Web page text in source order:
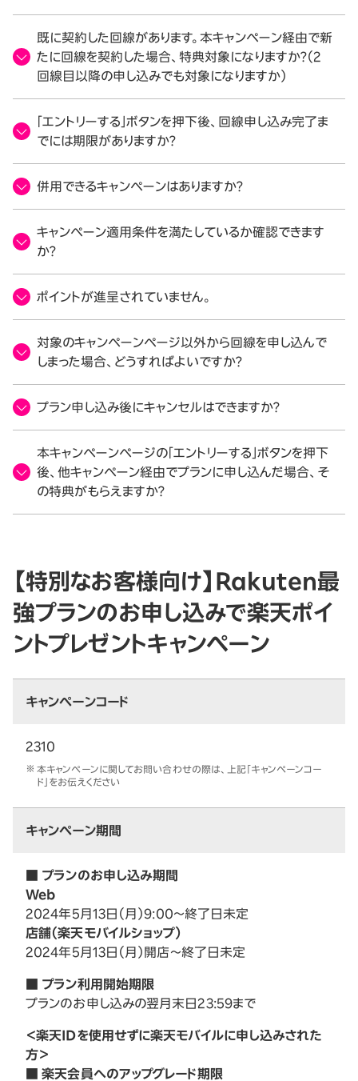
既に契約した回線があります。本キャンペーン経由で新
たに回線を契約した場合、特典対象になりますか？（2
回線目以降の申し込みでも対象になりますか）
「エントリーする」ボタンを押下後、回線申し込み完了ま
でには期限がありますか？
併用できるキャンペーンはありますか？
キャンペーン適用条件を満たしているか確認できます
か？
ポイントが進呈されていません。
対象のキャンペーンページ以外から回線を申し込んで
しまった場合、どうすればよいですか？
プラン申し込み後にキャンセルはできますか？
本キャンペーンページの「エントリーする」ボタンを押下
後、他キャンペーン経由でプランに申し込んだ場合、そ
の特典がもらえますか？
【特別なお客様向け】Rakuten最
強プランのお申し込みで楽天ポイ
ントプレゼントキャンペーン
キャンペーンコード
2310
本キャンペーンに関してお問い合わせの際は、上記「キャンペーンコー
ド」をお伝えください
キャンペーン期間
■ プランのお申し込み期間
Web
2024年5月13日（月）9:00～終了日未定
店舗（楽天モバイルショップ）
2024年5月13日（月）開店～終了日未定
■ プラン利用開始期限
プランのお申し込みの翌月末日23:59まで
＜楽天IDを使用せずに楽天モバイルに申し込みされた
方＞
■ 楽天会員へのアップグレード期限